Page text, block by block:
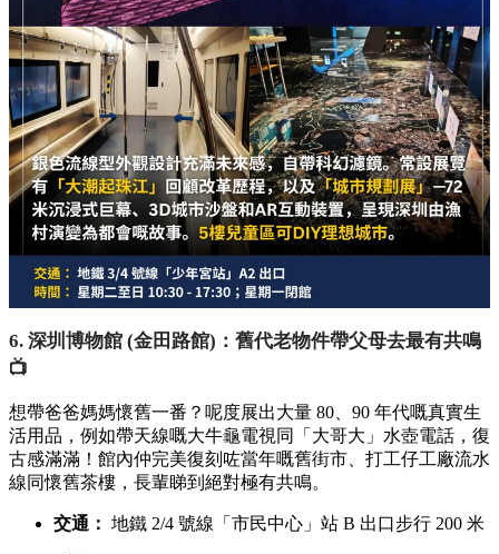
6. 深圳博物館 (金田路館)：舊代老物件帶父母去最有共鳴
📺
想帶爸爸媽媽懷舊一番？呢度展出大量 80、90 年代嘅真實生
活用品，例如帶天線嘅大牛龜電視同「大哥大」水壺電話，復
古感滿滿！館內仲完美復刻咗當年嘅舊街市、打工仔工廠流水
線同懷舊茶樓，長輩睇到絕對極有共鳴。
交通： 地鐵 2/4 號線「市民中心」站 B 出口步行 200 米